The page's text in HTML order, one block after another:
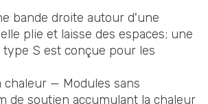
bande droite autour d'une
plie et laisse des espaces; une
type S est conçue pour les
chaleur — Modules sans
de soutien accumulant la chaleur